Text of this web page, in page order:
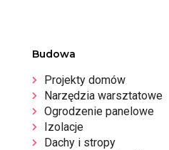
Budowa
Projekty domów
Narzędzia warsztatowe
Ogrodzenie panelowe
Izolacje
Dachy i stropy